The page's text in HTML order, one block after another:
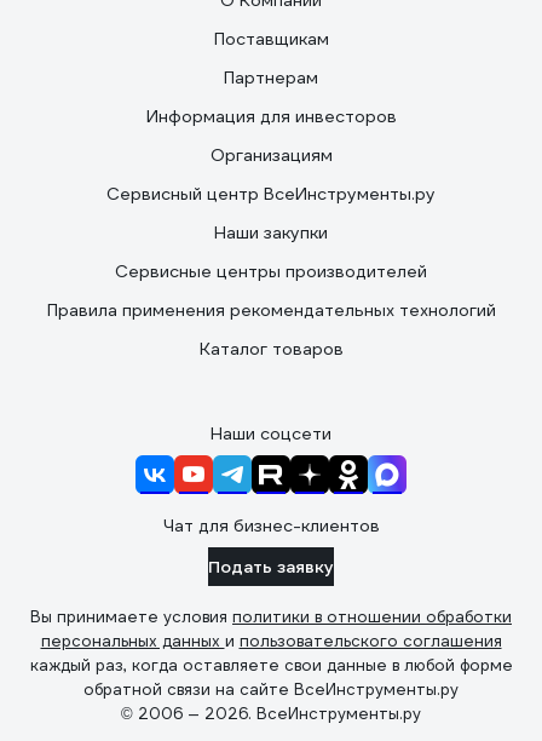
Поставщикам
Партнерам
Информация для инвесторов
Организациям
Сервисный центр ВсеИнструменты.ру
Наши закупки
Сервисные центры производителей
Правила применения рекомендательных технологий
Каталог товаров
Наши соцсети
Чат для бизнес-клиентов
Подать заявку
Вы принимаете условия политики в отношении обработки
персональных данных и пользовательского соглашения
каждый раз, когда оставляете свои данные в любой форме
обратной связи на сайте ВсеИнструменты.ру
© 2006 — 2026. ВсеИнструменты.ру